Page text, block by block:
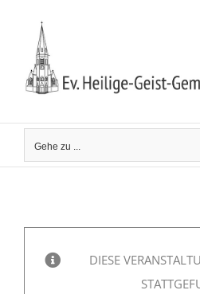
springen
Gehe zu ...
DIESE